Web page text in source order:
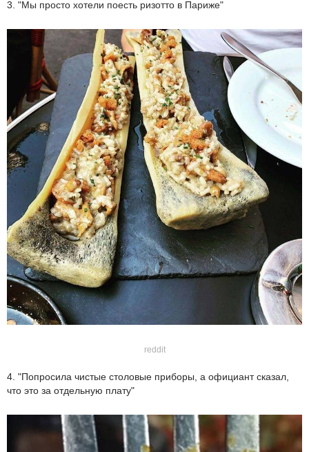
3. "Мы просто хотели поесть ризотто в Париже"
reddit
4. "Попросила чистые столовые приборы, а официант сказал,
что это за отдельную плату"